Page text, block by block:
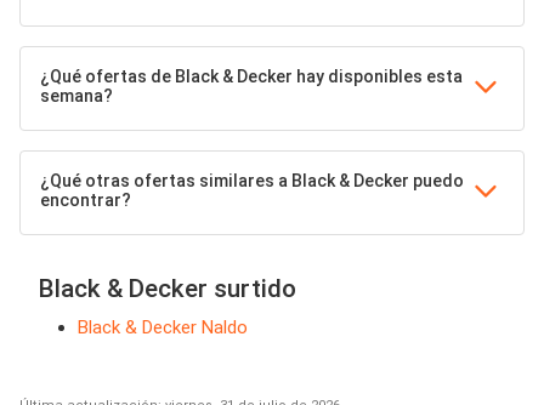
¿Qué ofertas de Black & Decker hay disponibles esta
semana?
¿Qué otras ofertas similares a Black & Decker puedo
encontrar?
Black & Decker surtido
Black & Decker Naldo